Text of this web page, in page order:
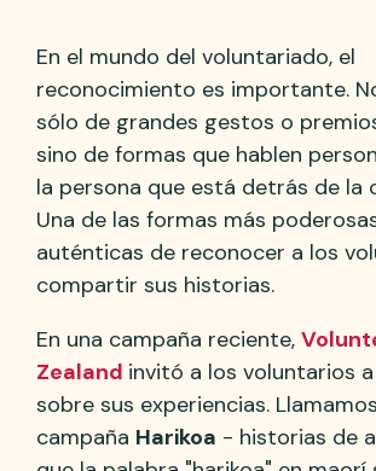
En el mundo del voluntariado, el
reconocimiento es importante.
sólo de grandes gestos o
sino de formas que hablen
la persona que está detrás de la
Una de las formas más
auténticas de reconocer a los
compartir sus historias.
En una campaña reciente,
Zealand invitó a los voluntarios
sobre sus experiencias.
campaña Harikoa - historias de